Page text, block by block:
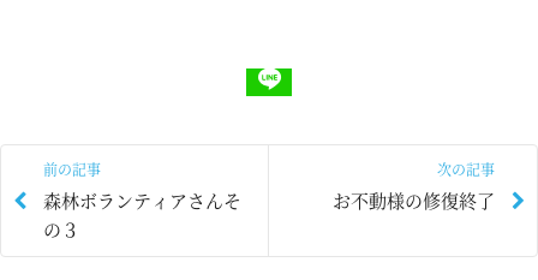
前の記事
森林ボランティアさんそ
の３
次の記事
お不動様の修復終了